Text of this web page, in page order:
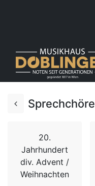
Sprechchöre
20.
Jahrhundert
div. Advent /
Weihnachten